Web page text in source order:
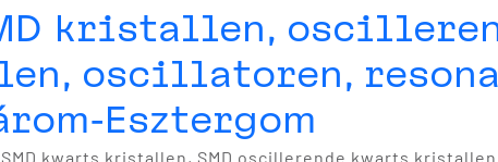
kristallen,
oscillatoren,
Esztergom
kwarts kristallen, SMD oscillerende kwarts